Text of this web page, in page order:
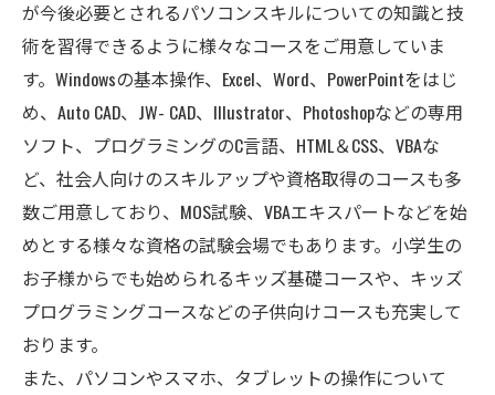
が今後必要とされるパソコンスキルについての知識と技
術を習得できるように様々なコースをご用意していま
す。Windowsの基本操作、Excel、Word、PowerPointをはじ
め、Auto CAD、JW- CAD、Illustrator、Photoshopなどの専用
ソフト、プログラミングのC言語、HTML＆CSS、VBAな
ど、社会人向けのスキルアップや資格取得のコースも多
数ご用意しており、MOS試験、VBAエキスパートなどを始
めとする様々な資格の試験会場でもあります。小学生の
お子様からでも始められるキッズ基礎コースや、キッズ
プログラミングコースなどの子供向けコースも充実して
おります。
また、パソコンやスマホ、タブレットの操作について